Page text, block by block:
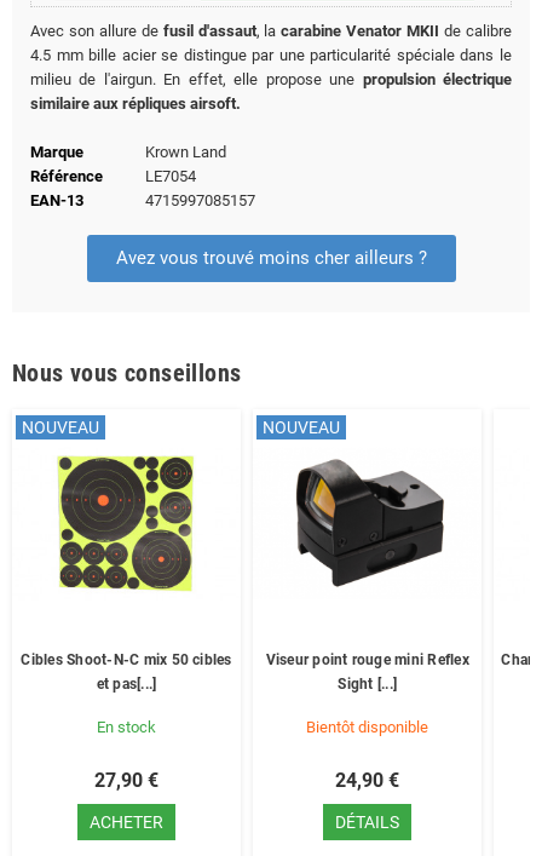
Avec son allure de fusil d'assaut, lacarabine Venator MKII de calibre
4.5 mm bille acier se distingue par une particularité spéciale dans le
milieu de l'airgun. En effet, elle propose une propulsion électrique
similaire aux répliques airsoft.
Marque
Krown Land
Référence
LE7054
EAN-13
4715997085157
Avez vous trouvé moins cher ailleurs ?
Nous vous conseillons
NOUVEAU
Cibles Shoot-N-C mix 50 cibles
et pas[...]
En stock
27,90 €
ACHETER
NOUVEAU
Viseur point rouge mini Reflex
Sight [...]
Bientôt disponible
24,90 €
DÉTAILS